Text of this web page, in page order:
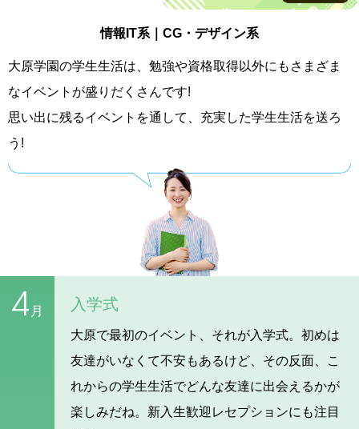
情報IT系｜CG・デザイン系
大原学園の学生生活は、勉強や資格取得以外にもさまざま
なイベントが盛りだくさんです!
思い出に残るイベントを通して、充実した学生生活を送ろ
う!
4 月 入学式
大原で最初のイベント、それが入学式。初めは
友達がいなくて不安もあるけど、その反面、こ
れからの学生生活でどんな友達に出会えるかが
楽しみだね。新入生歓迎レセプションにも注目